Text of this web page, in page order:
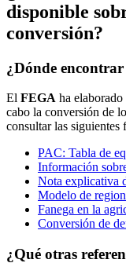
disponible
conversión?
¿Dónde
El FEGA ha
cabo la conversión de
consultar las siguientes
PAC: Tabla de
Información
Nota explicativa
Modelo de
Fanega en la
Conversión de
¿Qué otras